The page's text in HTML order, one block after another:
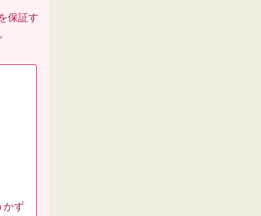
保証す
かず